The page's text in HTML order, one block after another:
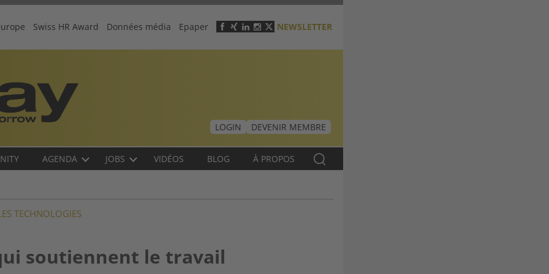
Header
menu
Swiss HR Award Données média Epaper NEWSLETTER
LOGIN
DEVENIR MEMBRE
AGENDA JOBS VIDÉOS BLOG À PROPOS
TECHNOLOGIES
soutiennent le travail